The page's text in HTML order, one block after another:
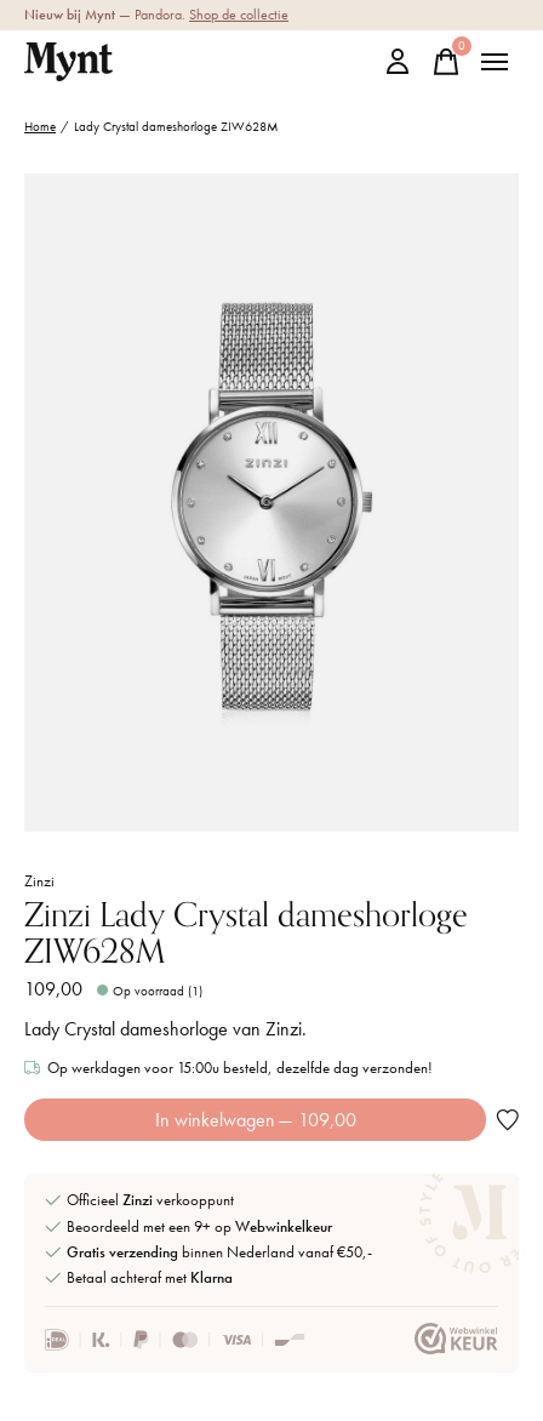
Nieuw bij Mynt — Pandora. Shop de collectie
0items
Home / Lady Crystal dameshorloge ZIW628M
Zinzi
Zinzi Lady Crystal dameshorloge
ZIW628M
109,00 Op voorraad (1)
Lady Crystal dameshorloge van Zinzi.
Op werkdagen voor 15:00u besteld, dezelfde dag verzonden!
In winkelwagen — 109,00
Officieel Zinziverkooppunt
Beoordeeld met een 9+ opWebwinkelkeur
Gratis verzending binnen Nederland vanaf €50,-
Betaal achteraf met Klarna